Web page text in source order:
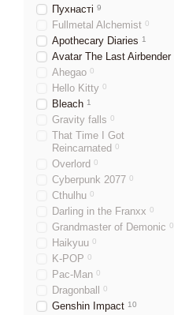
Пухнасті 9
Fullmetal Alchemist 0
Apothecary Diaries 1
Avatar The Last Airbender
Ahegao 0
Hello Kitty 0
Bleach 1
Gravity falls 0
That Time I Got
Reincarnated 0
Overlord 0
Cyberpunk 2077 0
Cthulhu 0
Darling in the Franxx 0
Grandmaster of Demonic 0
Haikyuu 0
K-POP 0
Pac-Man 0
Dragonball 0
Genshin Impact 10